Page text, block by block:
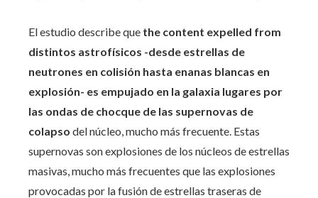
El estudio describe que the content expelled from
distintos astrofísicos -desde estrellas de
neutrones en colisión hasta enanas blancas en
explosión- es empujado en la galaxia lugares por
las ondas de chocque de las supernovas de
colapso del núcleo, mucho más frecuente. Estas
supernovas son explosiones de los núcleos de estrellas
masivas, mucho más frecuentes que las explosiones
provocadas por la fusión de estrellas traseras de